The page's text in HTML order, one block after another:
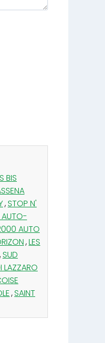
BIS
,STOP N'
AUTO
,LES
,SUD
LAZZARO
,SAINT